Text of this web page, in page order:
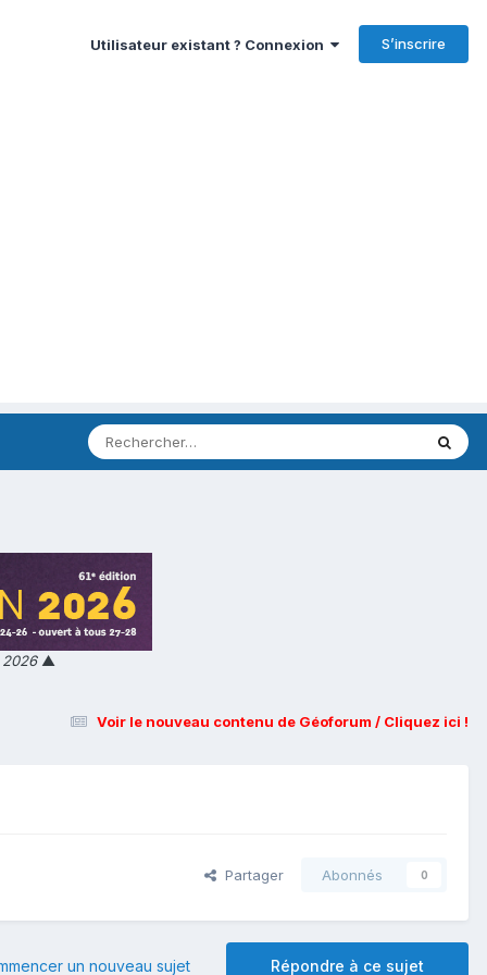
Utilisateur existant ? Connexion S’inscrire
▲
Voir le nouveau contenu de Géoforum / Cliquez ici !
Partager Abonnés 0
Répondre à ce sujet
un nouveau sujet